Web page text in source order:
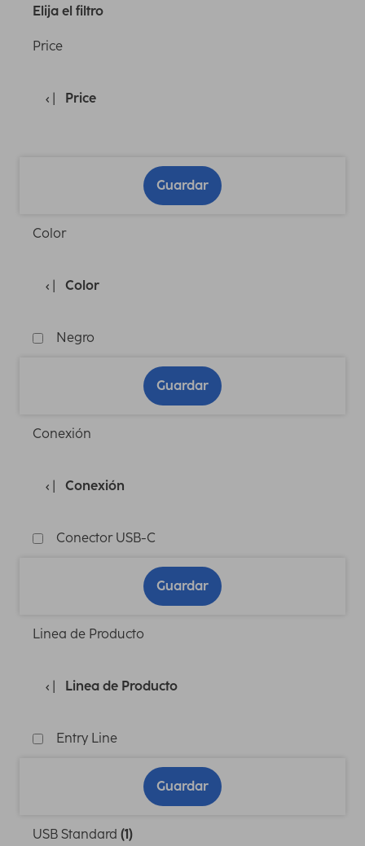
Elija el filtro
Price
Price
Guardar
Color
Color
Negro
Guardar
Conexión
Conexión
Conector USB-C
Guardar
Linea de Producto
Linea de Producto
Entry Line
Guardar
USB Standard (1)